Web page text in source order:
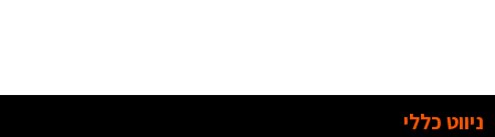
ניווט כללי